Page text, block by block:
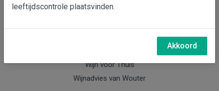
Over Wouter Bensdorp & Bensdorp Wijnen
Wijn voor Thuis
Wijnadvies van Wouter
leeftijdscontrole plaatsvinden.
Akkoord